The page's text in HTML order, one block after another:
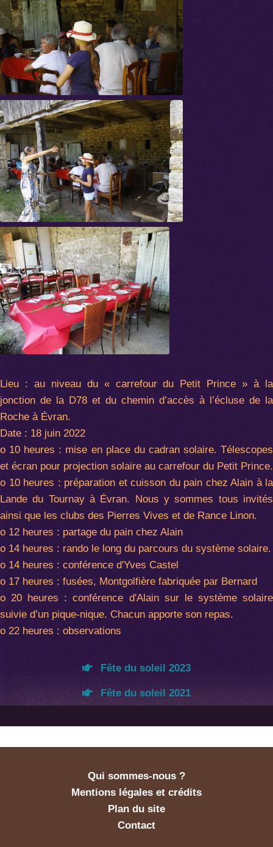
Lieu : au niveau du « carrefour du Petit Prince » à la
jonction de la D78 et du chemin d’accès à l’écluse de la
Roche à Évran.
Date : 18 juin 2022
o 10 heures : mise en place du cadran solaire. Télescopes
et écran pour projection solaire au carrefour du Petit Prince.
o 10 heures : préparation et cuisson du pain chez Alain à la
Lande du Tournay à Évran. Nous y sommes tous invités
ainsi que les clubs des Pierres Vives et de Rance Linon.
o 12 heures : partage du pain chez Alain
o 14 heures : rando le long du parcours du système solaire.
o 14 heures : conférence d'Yves Castel
o 17 heures : fusées, Montgolfière fabriquée par Bernard
o 20 heures : conférence d'Alain sur le système solaire
suivie d’un pique-nique. Chacun apporte son repas.
o 22 heures : observations
Fête du soleil 2023
Fête du soleil 2021
Qui sommes-nous ?
Mentions légales et crédits
Plan du site
Contact